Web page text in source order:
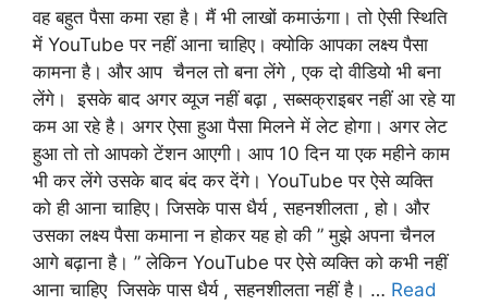
वह बहुत पैसा कमा रहा है। मैं भी लाखों कमाऊंगा। तो ऐसी स्थिति
में YouTube पर नहीं आना चाहिए। क्योकि आपका लक्ष्य पैसा
कामना है। और आप चैनल तो बना लेंगे , एक दो वीडियो भी बना
लेंगे। इसके बाद अगर व्यूज नहीं बढ़ा , सब्सक्राइबर नहीं आ रहे या
कम आ रहे है। अगर ऐसा हुआ पैसा मिलने में लेट होगा। अगर लेट
हुआ तो तो आपको टेंशन आएगी। आप 10 दिन या एक महीने काम
भी कर लेंगे उसके बाद बंद कर देंगे। YouTube पर ऐसे व्यक्ति
को ही आना चाहिए। जिसके पास धैर्य , सहनशीलता , हो। और
उसका लक्ष्य पैसा कमाना न होकर यह हो की ” मुझे अपना चैनल
आगे बढ़ाना है। ” लेकिन YouTube पर ऐसे व्यक्ति को कभी नहीं
आना चाहिए जिसके पास धैर्य , सहनशीलता नहीं है। … Read